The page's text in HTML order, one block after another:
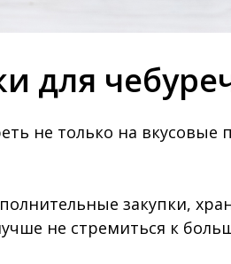
для
не только на вкусовые
закупки,
не стремиться к